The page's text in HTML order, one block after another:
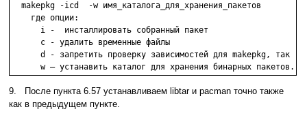
  makepkg -icd  -w имя_каталога_для_хранения_пакетов
    где опции:
      i -  инсталлировать собранный пакет
      c - удалить временные файлы
d - запретить проверку зависимостей для makepkg, так
9. После пункта 6.57 устанавливаем libtar и pacman точно также
как в предыдущем пункте.